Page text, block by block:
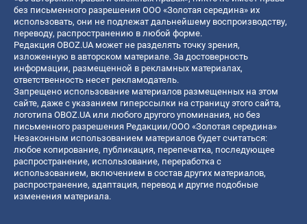
без письменного разрешения ООО «Золотая середина» их
использовать, они не подлежат дальнейшему воспроизводству,
переводу, распространению в любой форме.
Редакция OBOZ.UA может не разделять точку зрения,
изложенную в авторском материале. За достоверность
информации, размещенной в рекламных материалах,
ответственность несет рекламодатель.
Запрещено использование материалов размещенных на этом
сайте, даже с указанием гиперссылки на страницу этого сайта,
логотипа OBOZ.UA или любого другого упоминания, но без
письменного разрешения Редакции/ООО «Золотая середина»
Незаконным использованием материалов будет считаться:
любое копирование, публикация, перепечатка, последующее
распространение, использование, переработка с
использованием, включением в состав других материалов,
распространение, адаптация, перевод и другие подобные
изменения материала.